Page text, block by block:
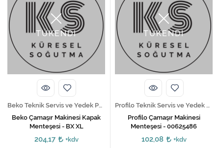
TÜKENDİ
Beko Teknik Servis ve Yedek Parça Hizmetleri
Beko Çamaşır Makinesi Kapak
Menteşesi - BX XL
204,17 +kdv
TÜKENDİ
Profilo Teknik Servis ve Yedek Parça Hizmetleri
Profilo Çamaşır Makinesi
Menteşesi - 00625486
102,08 +kdv